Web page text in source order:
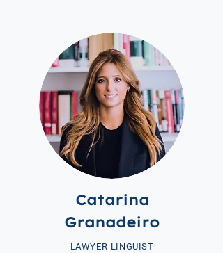
Catarina
Granadeiro
LAWYER-LINGUIST